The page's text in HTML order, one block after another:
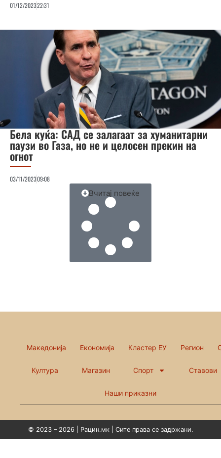
01/12/202322:31
Бела куќа: САД се залагаат за хуманитарни
паузи во Газа, но не и целосен прекин на
огнот
03/11/202309:08
Вчитај повеќе
Македонија Економија Кластер ЕУ Регион
Култура Магазин Спорт Ставови
Наши приказни
© 2023 – 2026 | Рацин.мк | Сите права се задржани.